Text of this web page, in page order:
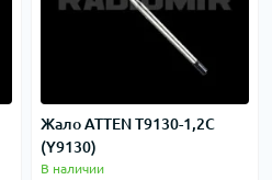
Жало ATTEN T9130-1,2C
(Y9130)
В наличии